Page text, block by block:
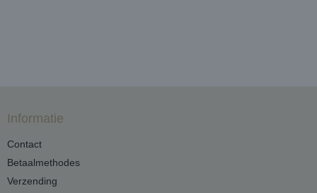
Informatie
Contact
Betaalmethodes
Verzending